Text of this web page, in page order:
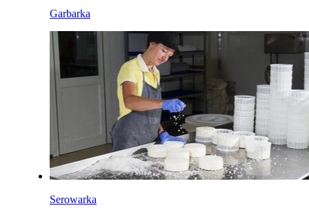
Garbarka
Serowarka